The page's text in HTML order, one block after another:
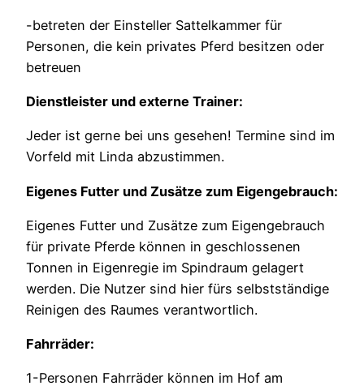
-betreten der Einsteller Sattelkammer für
Personen, die kein privates Pferd besitzen oder
betreuen
Dienstleister und externe Trainer:
Jeder ist gerne bei uns gesehen! Termine sind im
Vorfeld mit Linda abzustimmen.
Eigenes Futter und Zusätze zum Eigengebrauch:
Eigenes Futter und Zusätze zum Eigengebrauch
für private Pferde können in geschlossenen
Tonnen in Eigenregie im Spindraum gelagert
werden. Die Nutzer sind hier fürs selbstständige
Reinigen des Raumes verantwortlich.
Fahrräder:
1-Personen Fahrräder können im Hof am